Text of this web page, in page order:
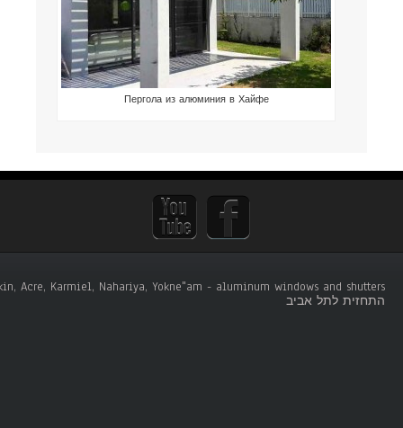
Пергола из алюминия в Хайфе
Acre, Karmiel, Nahariya, Yokne"am - aluminum windows and shutters .
התחזית לתל אביב